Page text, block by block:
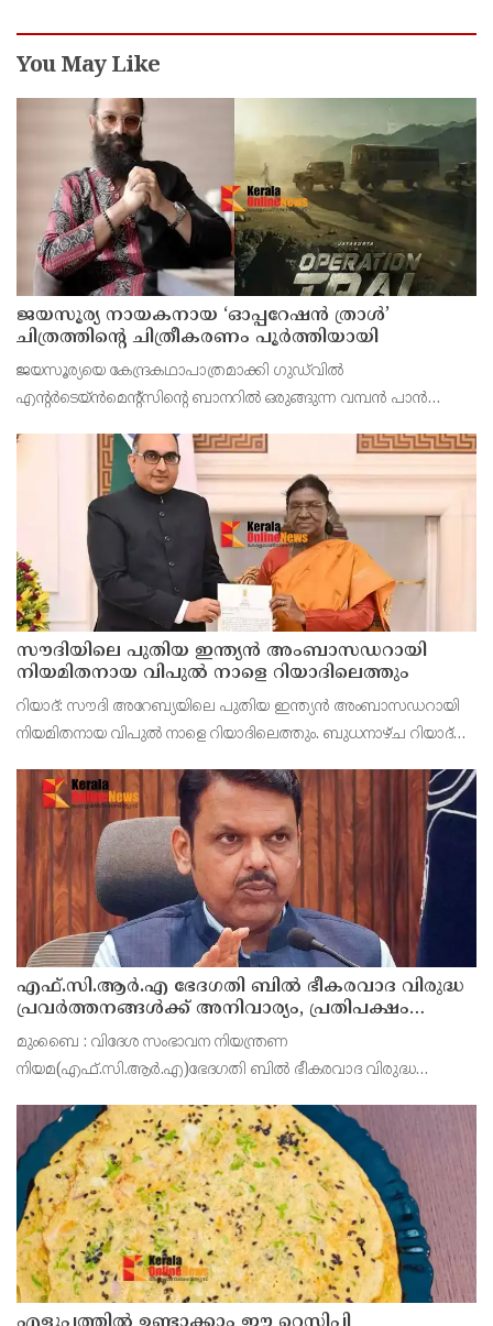
You May Like
ജയസൂര്യ നായകനായ ‘ഓപ്പറേഷൻ ത്രാൾ’
ചിത്രത്തിന്റെ ചിത്രീകരണം പൂർത്തിയായി
ജയസൂര്യയെ കേന്ദ്രകഥാപാത്രമാക്കി ഗുഡ്‌വിൽ
എന്റർടെയ്ൻമെന്റ്സിന്റെ ബാനറിൽ ഒരുങ്ങുന്ന വമ്പൻ പാൻ
സിനിമയുടെ പാക്കപ്പ് പാർട്ടിയുടെ ദ്യശ്യങ്ങൾ അണിയറപ്ര
സൗദിയിലെ പുതിയ ഇന്ത്യൻ അംബാസഡറായി
നിയമിതനായ വിപുൽ നാളെ റിയാദിലെത്തും
റിയാദ്: സൗദി അറേബ്യയിലെ പുതിയ ഇന്ത്യൻ അംബാസഡറായി
നിയമിതനായ വിപുൽ നാളെ റിയാദിലെത്തും. ബുധനാഴ്ച റിയാദ്
ഔദ്യോഗികമായി ചുമതലയേൽക്കും. ജൂലൈ 31-ന് ര
എഫ്.സി.ആർ.എ ഭേദഗതി ബിൽ ഭീകരവാദ വിരുദ്ധ
പ്രവർത്തനങ്ങൾക്ക് അനിവാര്യം, പ്രതിപക്ഷം
ഉന്നയിക്കുന്നപോലെ ഒരു പ്രത്യേക മതത്തിന്
എതിരല്ല : ദേവേന്ദ്ര ഫഡ്നാവിസ്
മുംബൈ : വിദേശ സംഭാവന നിയന്ത്രണ
നിയമ(എഫ്.സി.ആർ.എ)ഭേദഗതി ബിൽ ഭീകരവാദ വിരുദ്ധ
ഉന്നയിക്കുന്നപോലെ ഒരു പ്രത്യേക മതത്തിന് എതിരല്ലെന്നും
മഹാരാഷ്ട്ര മുഖ‍്യമന്ത്ര